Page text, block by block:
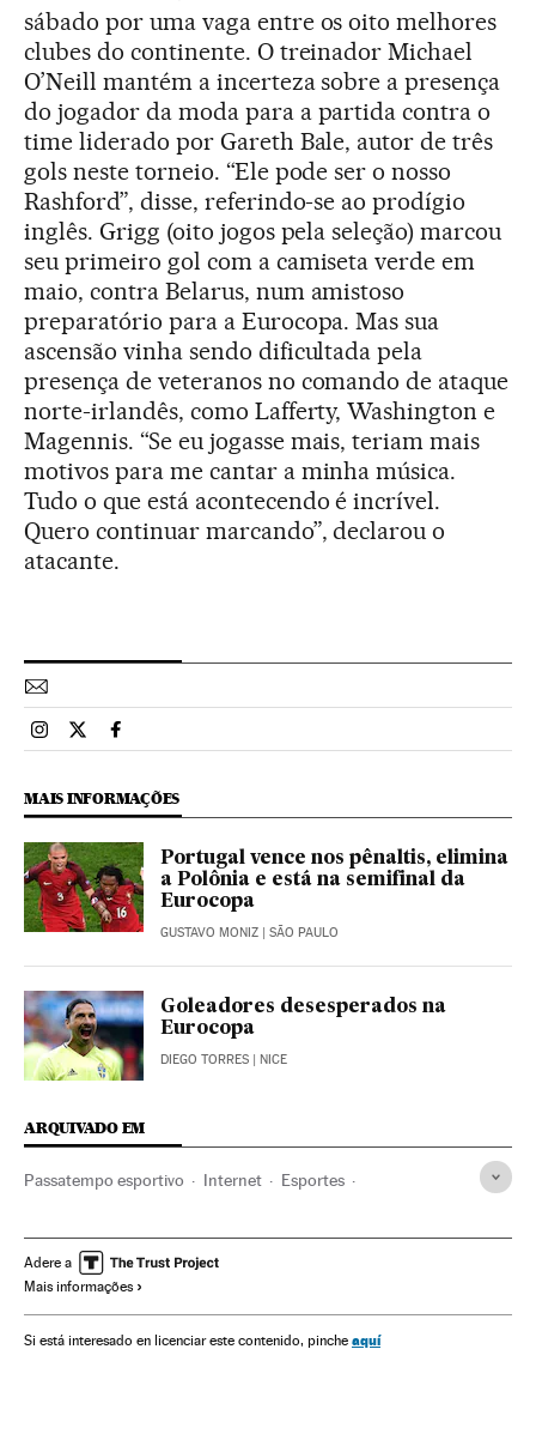
sábado por uma vaga entre os oito melhores
clubes do continente. O treinador Michael
O’Neill mantém a incerteza sobre a presença
do jogador da moda para a partida contra o
time liderado por Gareth Bale, autor de três
gols neste torneio. “Ele pode ser o nosso
Rashford”, disse, referindo-se ao prodígio
inglês. Grigg (oito jogos pela seleção) marcou
seu primeiro gol com a camiseta verde em
maio, contra Belarus, num amistoso
preparatório para a Eurocopa. Mas sua
ascensão vinha sendo dificultada pela
presença de veteranos no comando de ataque
norte-irlandês, como Lafferty, Washington e
Magennis. “Se eu jogasse mais, teriam mais
motivos para me cantar a minha música.
Tudo o que está acontecendo é incrível.
Quero continuar marcando”, declarou o
atacante.
Esportes El País Brasil en Instagram
Esportes El País Brasil en Twitter
Esportes El País Brasil en Facebook
MAIS INFORMAÇÕES
Portugal vence nos pênaltis, elimina
a Polônia e está na semifinal da
Eurocopa
GUSTAVO MONIZ | SÃO PAULO
Goleadores desesperados na
Eurocopa
DIEGO TORRES | NICE
ARQUIVADO EM
Passatempo esportivo Internet Esportes
Seleção Futebol Irlanda do Norte
Noticias Virais
Seleções esportivas Fenômenos Internet Futebol
Adere a
Mais informações
Si está interesado en licenciar este contenido, pinche aquí